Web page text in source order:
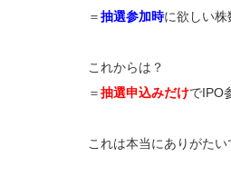
＝抽選参加時に欲しい株
これからは？
＝抽選申込みだけでIPO
これは本当にありがたい